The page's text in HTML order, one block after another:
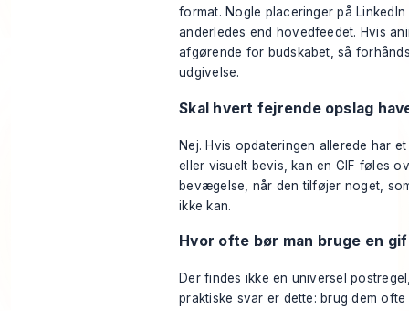
format. Nogle placeringer på
anderledes end hovedfeedet. Hvis
afgørende for budskabet, så
udgivelse.
Skal hvert fejrende opslag
Nej. Hvis opdateringen allerede har
eller visuelt bevis, kan en GIF føles
bevægelse, når den tilføjer noget,
ikke kan.
Hvor ofte bør man bruge en
Der findes ikke en universel
praktiske svar er dette: brug dem